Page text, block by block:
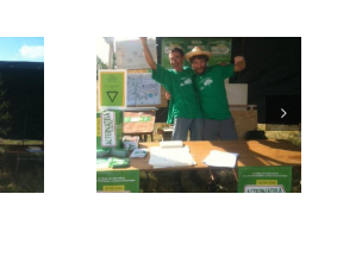
paix 1 Paris 4